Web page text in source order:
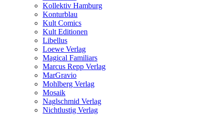
Kollektiv Hamburg
Konturblau
Kult Comics
Kult Editionen
Libellus
Loewe Verlag
Magical Familiars
Marcus Repp Verlag
MarGravio
Mohlberg Verlag
Mosaik
Naglschmid Verlag
Nichtlustig Verlag